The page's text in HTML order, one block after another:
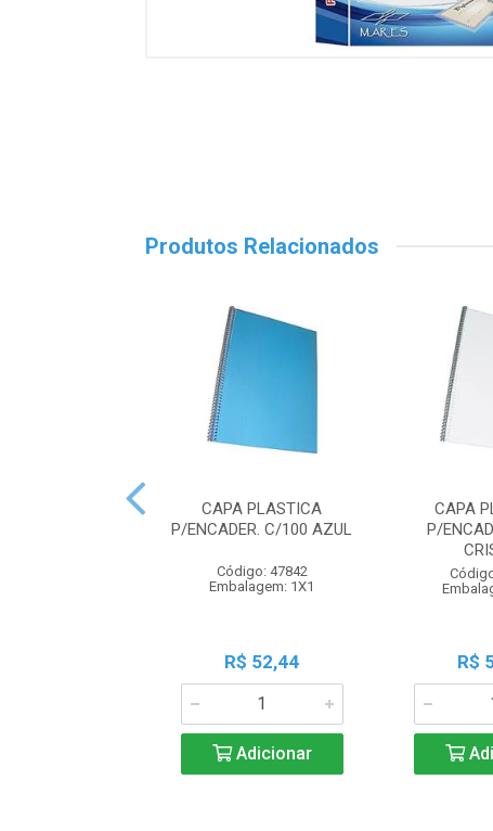
Produtos Relacionados
CAPA PLASTICA
P/ENCADER. C/100 AZUL
Código: 47842
Embalagem: 1X1
R$ 52,44
Adicionar
CAPA
P/
R$